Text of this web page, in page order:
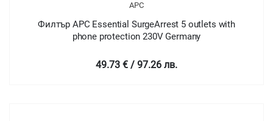
APC
Филтър APC Essential SurgeArrest 5 outlets with
phone protection 230V Germany
49.73 € / 97.26 лв.